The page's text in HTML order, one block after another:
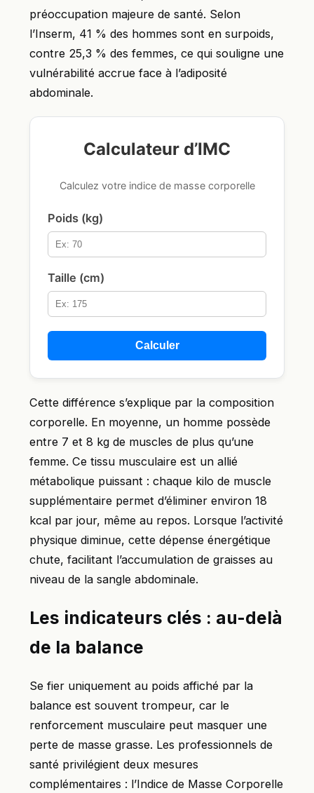
préoccupation majeure de santé. Selon
l’Inserm, 41 % des hommes sont en surpoids,
contre 25,3 % des femmes, ce qui souligne une
vulnérabilité accrue face à l’adiposité
abdominale.
Calculateur d’IMC
Calculez votre indice de masse corporelle
Poids (kg)
Taille (cm)
Calculer
Cette différence s’explique par la composition
corporelle. En moyenne, un homme possède
entre 7 et 8 kg de muscles de plus qu’une
femme. Ce tissu musculaire est un allié
métabolique puissant : chaque kilo de muscle
supplémentaire permet d’éliminer environ 18
kcal par jour, même au repos. Lorsque l’activité
physique diminue, cette dépense énergétique
chute, facilitant l’accumulation de graisses au
niveau de la sangle abdominale.
Les indicateurs clés : au-delà
de la balance
Se fier uniquement au poids affiché par la
balance est souvent trompeur, car le
renforcement musculaire peut masquer une
perte de masse grasse. Les professionnels de
santé privilégient deux mesures
complémentaires : l’Indice de Masse Corporelle